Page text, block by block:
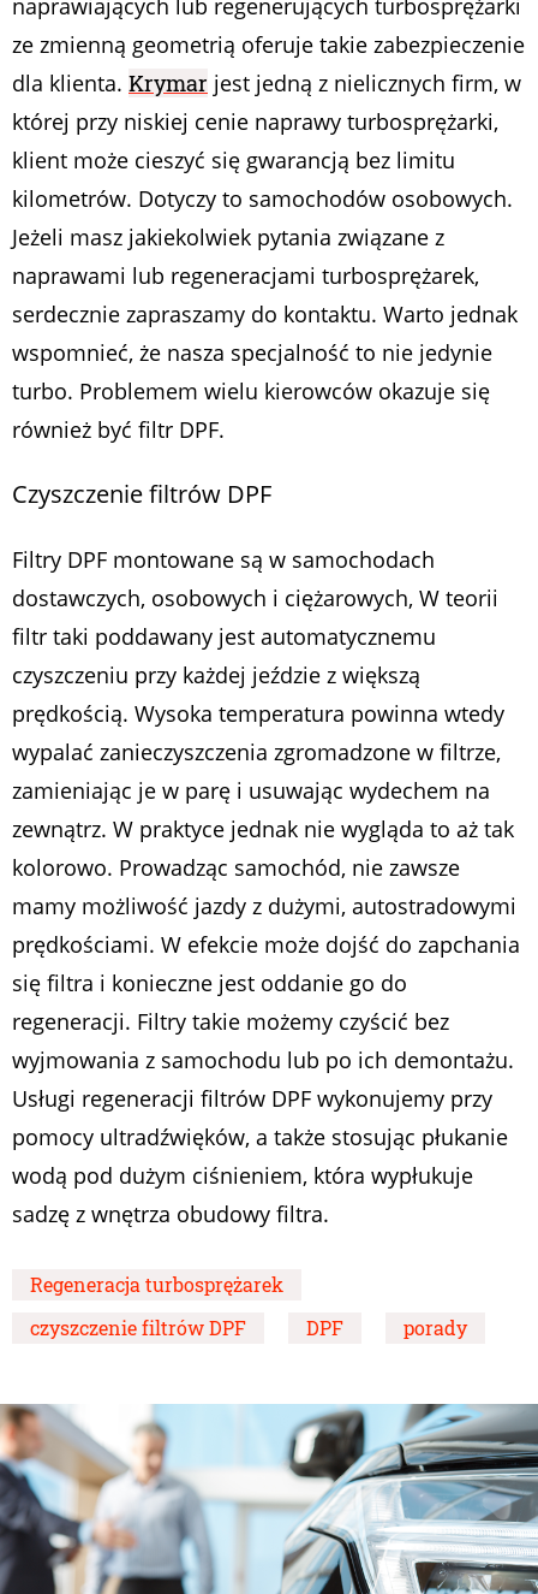
naprawiających lub regenerujących turbosprężarki
ze zmienną geometrią oferuje takie zabezpieczenie
dla klienta. Krymar jest jedną z nielicznych firm, w
której przy niskiej cenie naprawy turbosprężarki,
klient może cieszyć się gwarancją bez limitu
kilometrów. Dotyczy to samochodów osobowych.
Jeżeli masz jakiekolwiek pytania związane z
naprawami lub regeneracjami turbosprężarek,
serdecznie zapraszamy do kontaktu. Warto jednak
wspomnieć, że nasza specjalność to nie jedynie
turbo. Problemem wielu kierowców okazuje się
również być filtr DPF.
Czyszczenie filtrów DPF
Filtry DPF montowane są w samochodach
dostawczych, osobowych i ciężarowych, W teorii
filtr taki poddawany jest automatycznemu
czyszczeniu przy każdej jeździe z większą
prędkością. Wysoka temperatura powinna wtedy
wypalać zanieczyszczenia zgromadzone w filtrze,
zamieniając je w parę i usuwając wydechem na
zewnątrz. W praktyce jednak nie wygląda to aż tak
kolorowo. Prowadząc samochód, nie zawsze
mamy możliwość jazdy z dużymi, autostradowymi
prędkościami. W efekcie może dojść do zapchania
się filtra i konieczne jest oddanie go do
regeneracji. Filtry takie możemy czyścić bez
wyjmowania z samochodu lub po ich demontażu.
Usługi regeneracji filtrów DPF wykonujemy przy
pomocy ultradźwięków, a także stosując płukanie
wodą pod dużym ciśnieniem, która wypłukuje
sadzę z wnętrza obudowy filtra.
Regeneracja turbosprężarek
czyszczenie filtrów DPF
DPF porady